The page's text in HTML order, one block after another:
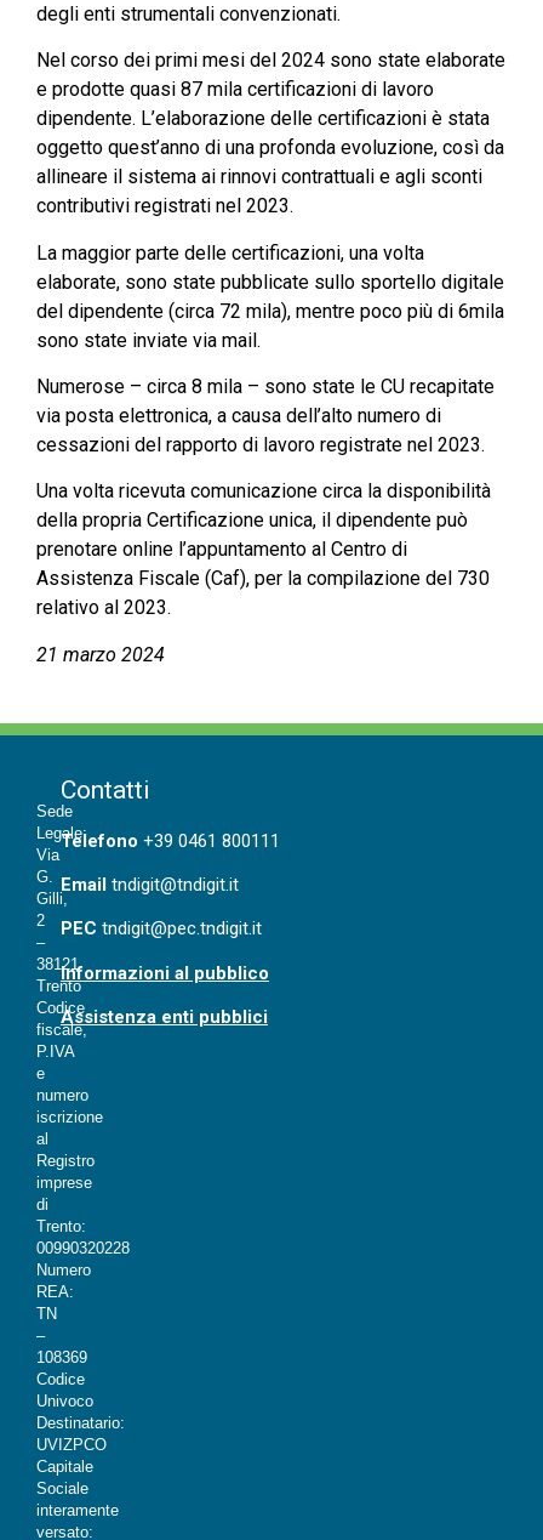
degli enti strumentali convenzionati.
Nel corso dei primi mesi del 2024 sono state elaborate
e prodotte quasi 87 mila certificazioni di lavoro
dipendente. L’elaborazione delle certificazioni è stata
oggetto quest’anno di una profonda evoluzione, così da
allineare il sistema ai rinnovi contrattuali e agli sconti
contributivi registrati nel 2023.
La maggior parte delle certificazioni, una volta
elaborate, sono state pubblicate sullo sportello digitale
del dipendente (circa 72 mila), mentre poco più di 6mila
sono state inviate via mail.
Numerose – circa 8 mila – sono state le CU recapitate
via posta elettronica, a causa dell’alto numero di
cessazioni del rapporto di lavoro registrate nel 2023.
Una volta ricevuta comunicazione circa la disponibilità
della propria Certificazione unica, il dipendente può
prenotare online l’appuntamento al Centro di
Assistenza Fiscale (Caf), per la compilazione del 730
relativo al 2023.
21 marzo 2024
Sede
Legale:
Via
G.
Gilli,
2
–
38121
Trento
Codice
fiscale,
P.IVA
e
numero
iscrizione
al
Registro
imprese
di
Trento:
00990320228
Numero
REA:
TN
–
108369
Codice
Univoco
Destinatario:
UVIZPCO
Capitale
Sociale
interamente
versato:
Telefono +39 0461 800111
Email tndigit@tndigit.it
PEC tndigit@pec.tndigit.it
Informazioni al pubblico
Assistenza enti pubblici
Contatti